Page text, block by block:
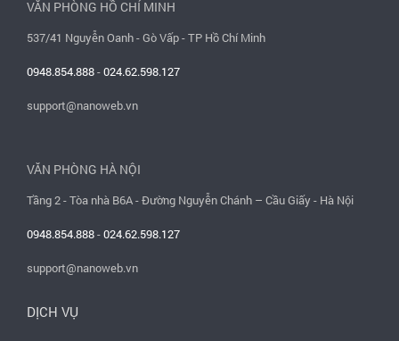
VĂN PHÒNG HỒ CHÍ MINH
537/41 Nguyễn Oanh - Gò Vấp - TP Hồ Chí Minh
0948.854.888-024.62.598.127
support@nanoweb.vn
VĂN PHÒNG HÀ NỘI
Tầng 2 - Tòa nhà B6A - Đường Nguyễn Chánh – Cầu Giấy - Hà Nội
0948.854.888-024.62.598.127
support@nanoweb.vn
DỊCH VỤ